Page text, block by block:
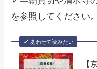
を参照してください。
あわせて読みたい
【